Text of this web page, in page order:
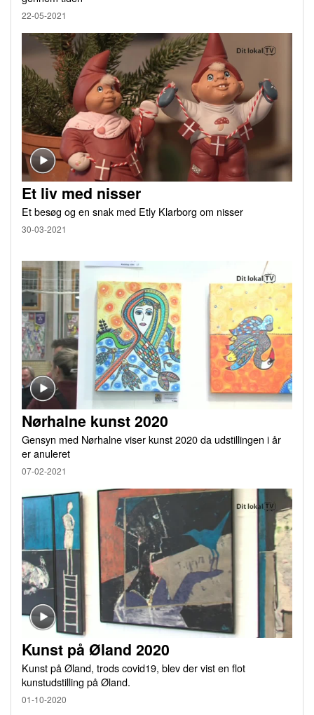
22-05-2021
Et liv med nisser
Et besøg og en snak med Etly Klarborg om nisser
30-03-2021
Nørhalne kunst 2020
Gensyn med Nørhalne viser kunst 2020 da udstillingen i år
er anuleret
07-02-2021
Kunst på Øland 2020
Kunst på Øland, trods covid19, blev der vist en flot
kunstudstilling på Øland.
01-10-2020